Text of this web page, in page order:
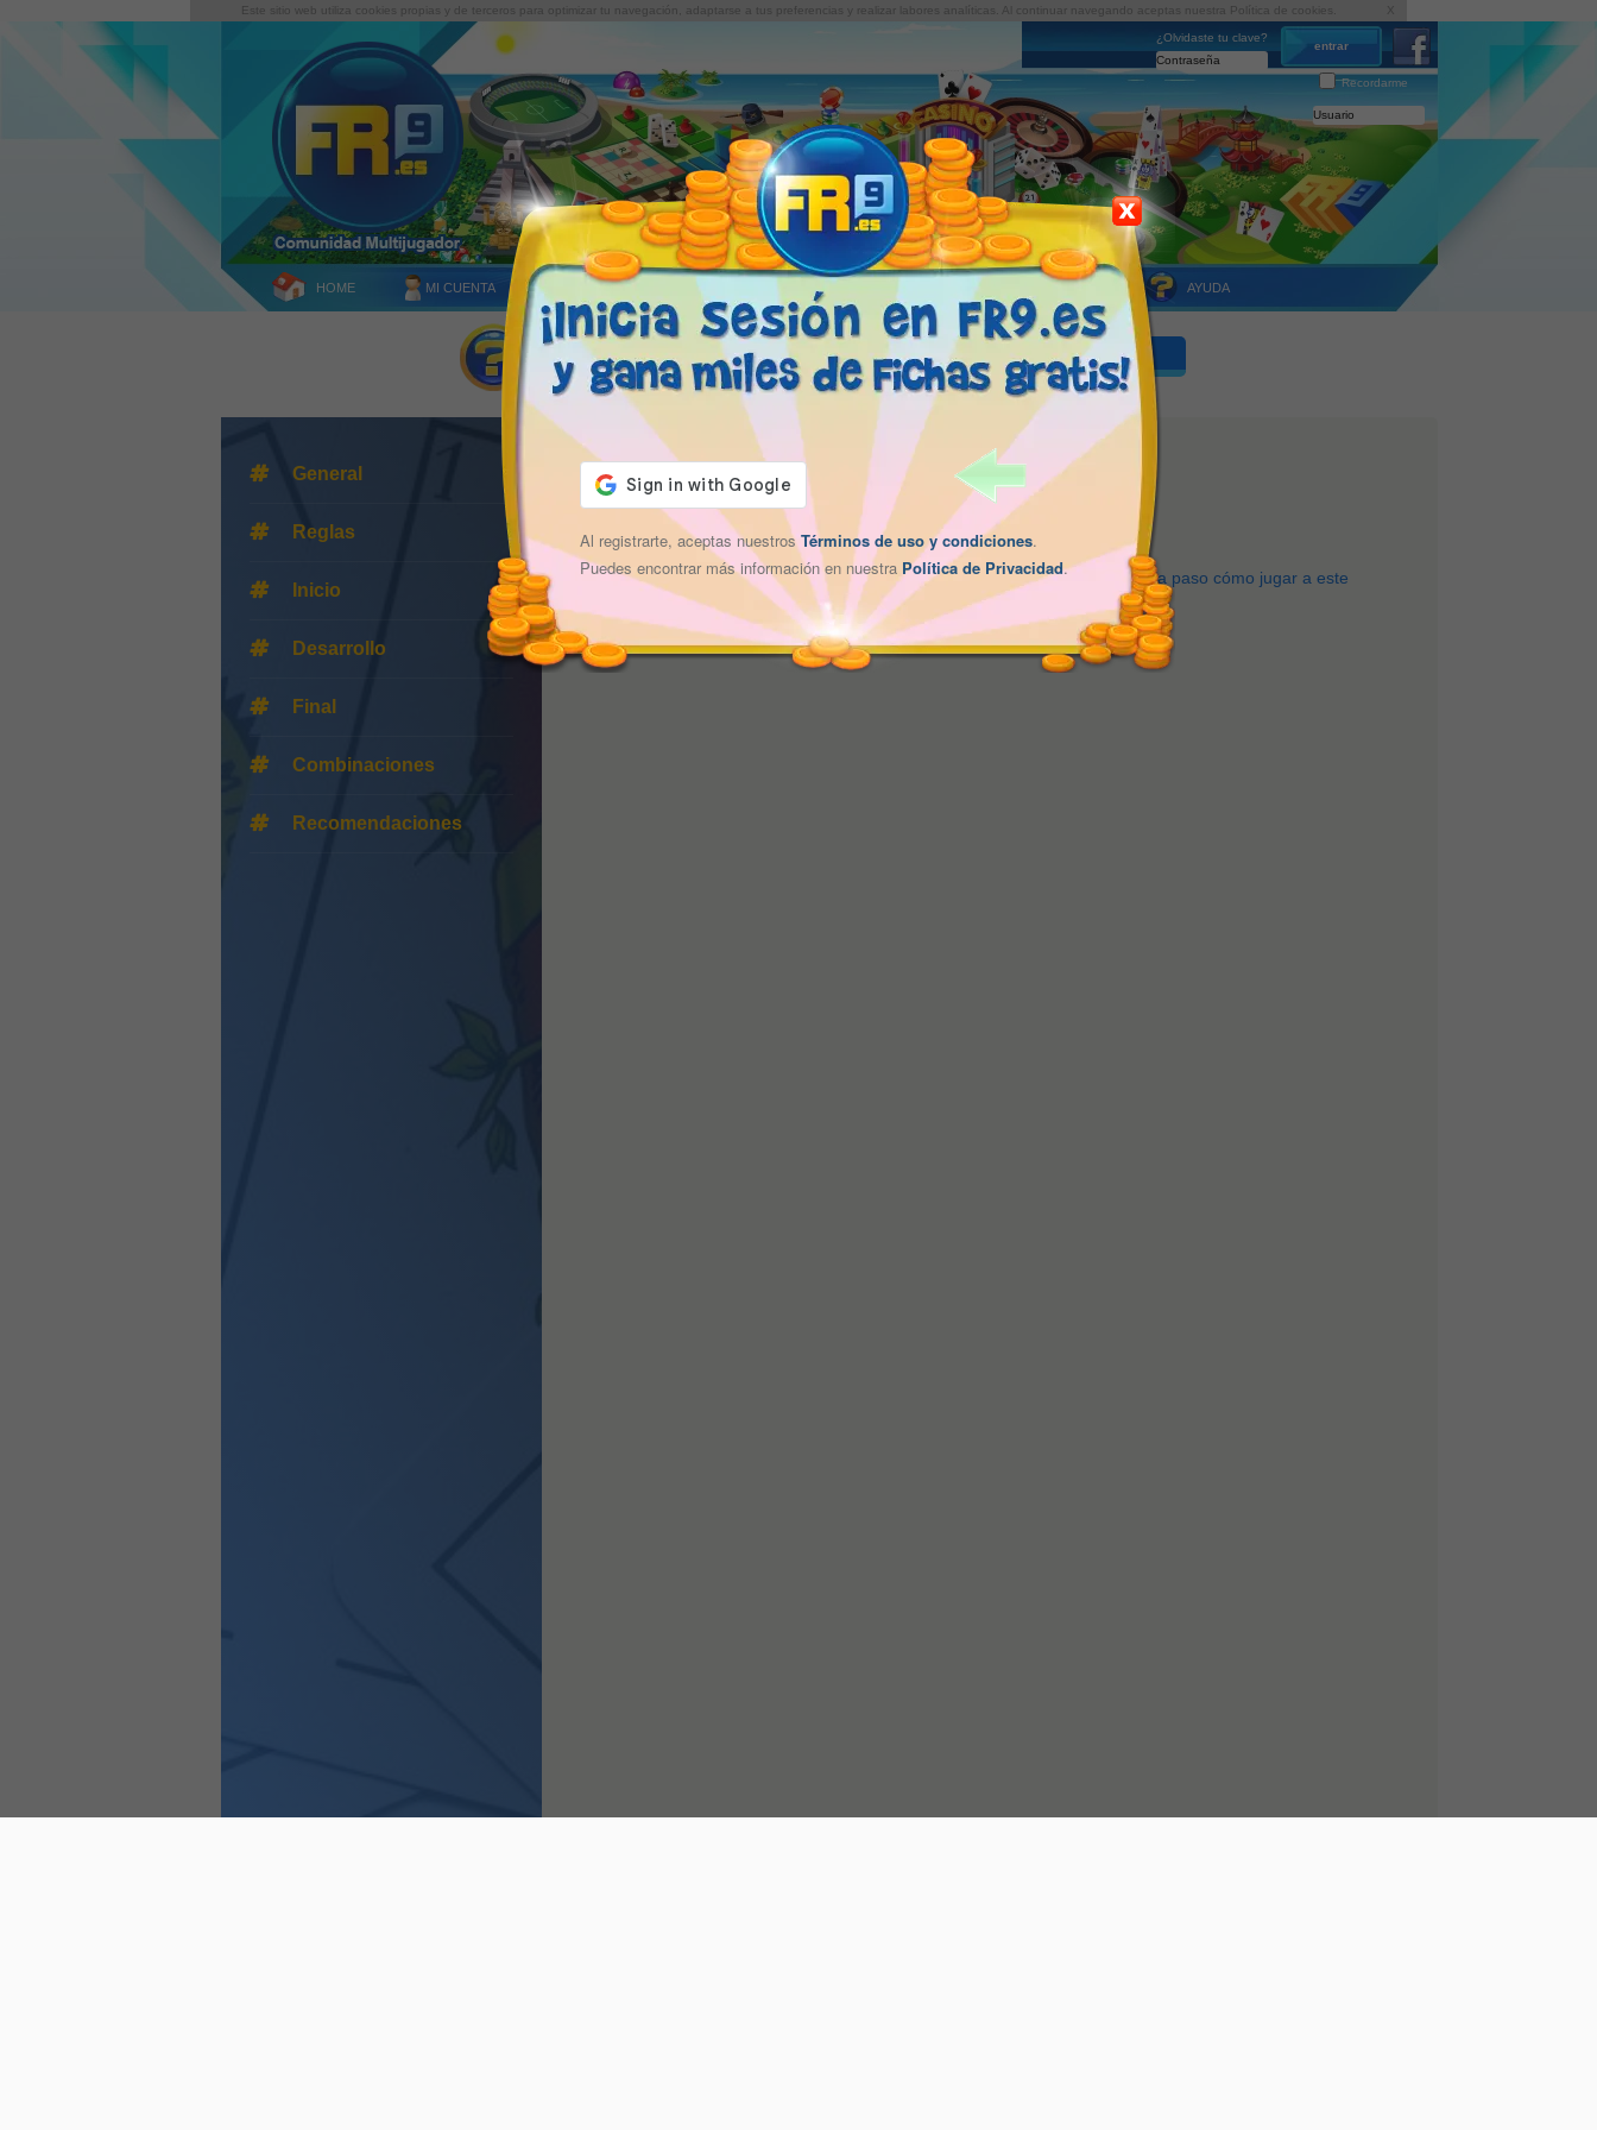
Este sitio web utiliza cookies propias y de terceros para optimizar tu navegación, adaptarse a tus preferencias y realizar labores analíticas. Al continuar navegando aceptas nuestra Política de cookies X
¿Olvidaste tu clave?
Recordarme
HOME MI CUENTA AMIGOS JUEGOS BLOG CLUB VIP AYUDA
Al registrarte, aceptas nuestrosTérminos de uso y condiciones.
Puedes encontrar más información en nuestra Política de Privacidad.
¿Cómo jugar a Chinchón? - Reglas del Chinchón
General
Reglas
Inicio
Desarrollo
Final
Combinaciones
Recomendaciones
Tutorial online de Chinchón
Bienvenido al tutorial de Chinchón de fr9.es, donde te enseñaremos paso a paso cómo jugar a este
emocionante y colorido juego.